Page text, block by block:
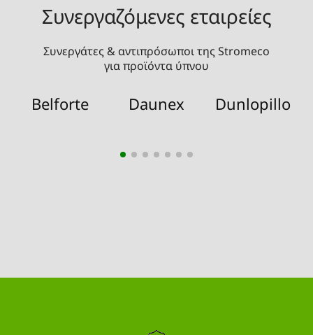
Συνεργαζόμενες εταιρείες
Συνεργάτες & αντιπρόσωποι της Stromeco
για προϊόντα ύπνου
Belforte Daunex Dunlopillo